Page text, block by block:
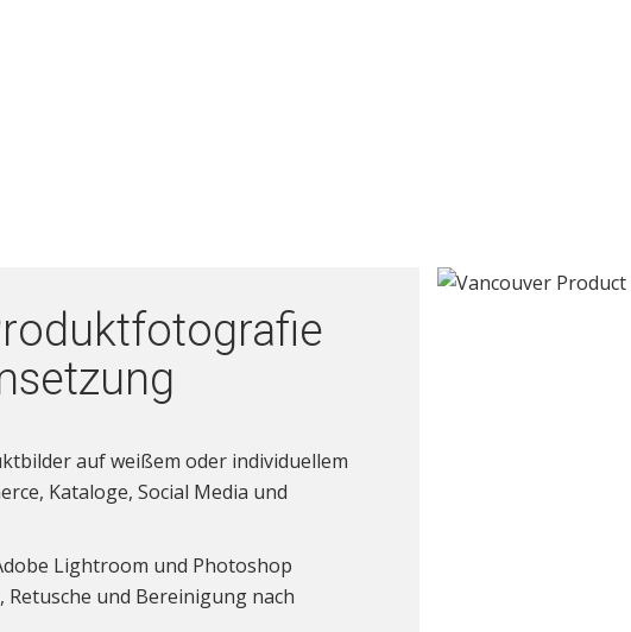
auf weißem oder individuellem
Kataloge, Social Media und
Lightroom und Photoshop
und Bereinigung nach